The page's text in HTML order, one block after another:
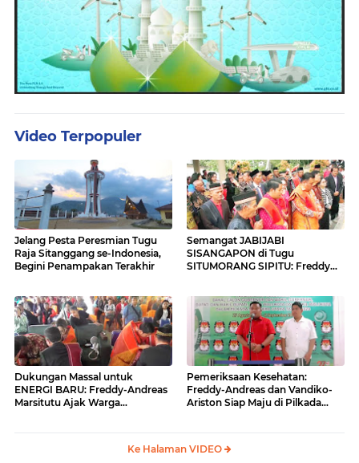
Video Terpopuler
Jelang Pesta Peresmian Tugu
Raja Sitanggang se-Indonesia,
Begini Penampakan Terakhir
Semangat JABIJABI
SISANGAPON di Tugu
SITUMORANG SIPITU: Freddy
Dukungan Massal untuk
ENERGI BARU: Freddy-Andreas
Marsitutu Ajak Warga
Pemeriksaan Kesehatan:
Freddy-Andreas dan Vandiko-
Ariston Siap Maju di Pilkada
Ke Halaman VIDEO